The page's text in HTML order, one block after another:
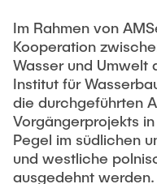
Im Rahmen von
Kooperation
Wasser und Umwelt
Institut für
die durchgeführten
Vorgängerprojekts
Pegel im südlichen
und westliche
ausgedehnt